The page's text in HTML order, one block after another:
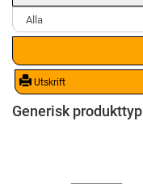
Utskrift
Generisk produkttyp